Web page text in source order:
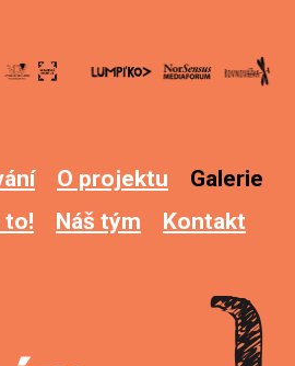
O projektu
Galerie
to!
Náš tým Kontakt